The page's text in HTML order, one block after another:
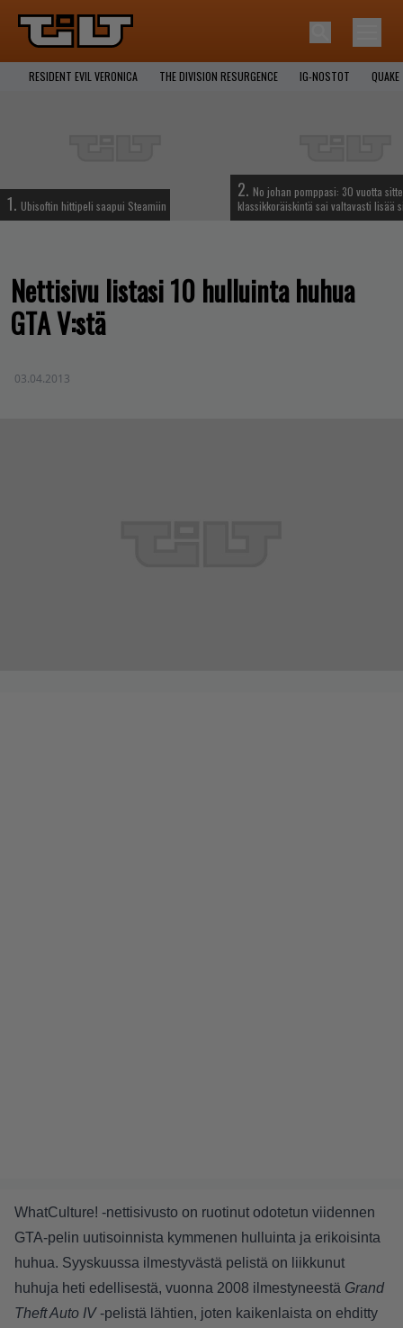
RESIDENT EVIL VERONICA THE DIVISION RESURGENCE IG-NOSTOT QUAKE
1. Ubisoftin hittipeli saapui Steamiin
2. No johan pomppasi: 30 vuotta
klassikkoräiskintä sai valtavasti lisää
Nettisivu listasi 10 hulluinta huhua
GTA V:stä
03.04.2013
WhatCulture! -nettisivusto on ruotinut odotetun viidennen
GTA-pelin uutisoinnista kymmenen hulluinta ja erikoisinta
huhua. Syyskuussa ilmestyvästä pelistä on liikkunut
huhuja heti edellisestä, vuonna 2008 ilmestyneestä Grand
Theft Auto IV-pelistä lähtien, joten kaikenlaista on ehditty